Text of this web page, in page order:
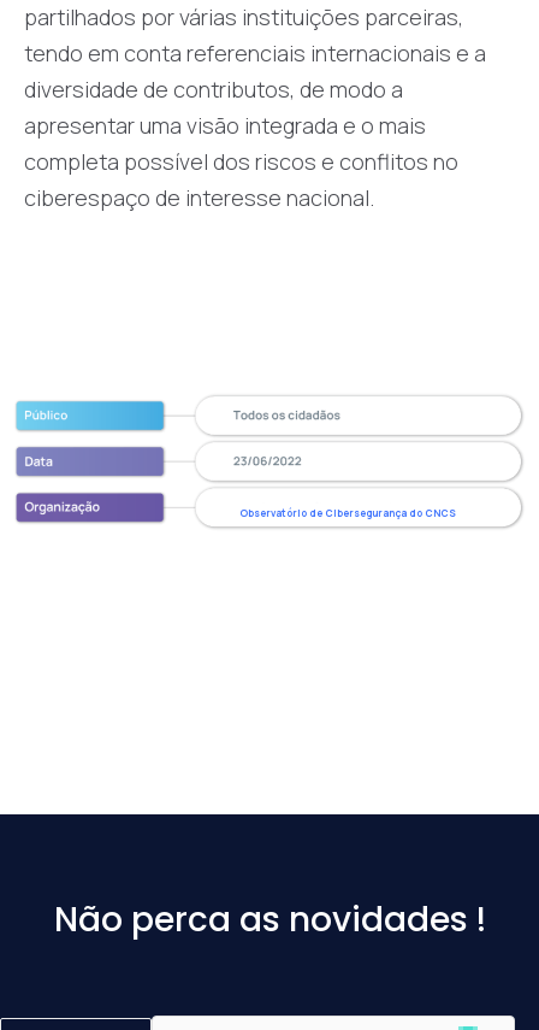
partilhados por várias instituições parceiras,
tendo em conta referenciais internacionais e a
diversidade de contributos, de modo a
apresentar uma visão integrada e o mais
completa possível dos riscos e conflitos no
ciberespaço de interesse nacional.
Observatório de Cibersegurança do CNCS
Não perca as novidades !